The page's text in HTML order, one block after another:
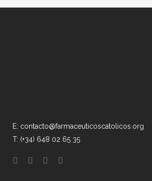
E: contacto@farmaceuticoscatolicos.org
T: (+34) 648 02 65 35